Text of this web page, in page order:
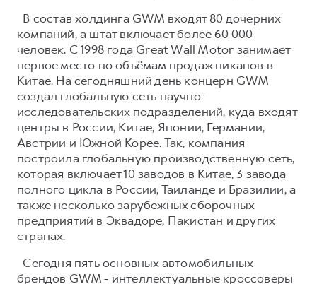
В состав холдинга GWM входят 80 дочерних
компаний, а штат включает более 60 000
человек. С 1998 года Great Wall Motor занимает
первое место по объёмам продаж пикапов в
Китае. На сегодняшний день концерн GWM
создал глобальную сеть научно-
исследовательских подразделений, куда входят
центры в России, Китае, Японии, Германии,
Австрии и Южной Корее. Так, компания
построила глобальную производственную сеть,
которая включает 10 заводов в Китае, 3 завода
полного цикла в России, Таиланде и Бразилии, а
также несколько зарубежных сборочных
предприятий в Эквадоре, Пакистан и других
странах.
Сегодня пять основных автомобильных
брендов GWM - интеллектуальные кроссоверы